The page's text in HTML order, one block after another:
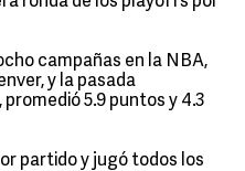
campañas en la NBA,
y la pasada
5.9 puntos y 4.3
partido y jugó todos los